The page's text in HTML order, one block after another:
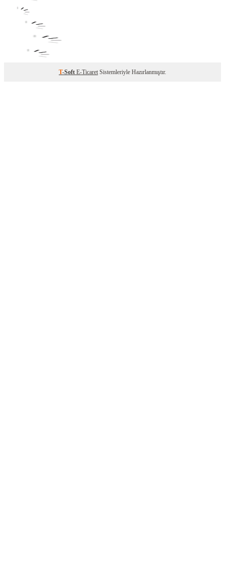
T-Soft E-Ticaret Sistemleriyle Hazırlanmıştır.